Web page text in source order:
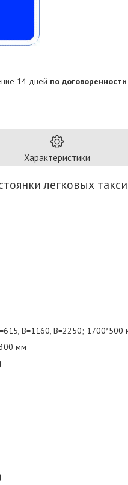
14 дней по договоренности
Характеристики
легковых
В=1160, В=2250; 1700*500
мм